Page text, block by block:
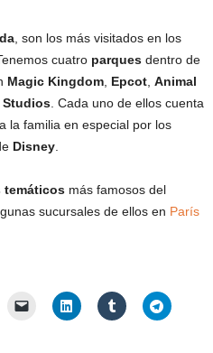
, son los más visitados en los
cuatro parques dentro de
Magic Kingdom Epcot Animal
Studios . Cada uno de ellos cuenta
la familia en especial por los
Disney
temáticos más famosos del
sucursales de ellos en París